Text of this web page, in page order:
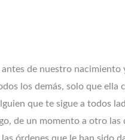
antes de nuestro nacimiento
los demás, solo que ella
que te sigue a todos
de un momento a otro las